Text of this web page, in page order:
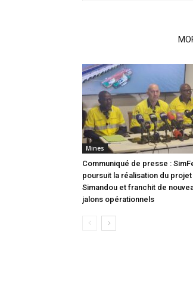
Mines
Communiqué de presse :
poursuit la réalisation du projet
Simandou et franchit de
jalons opérationnels